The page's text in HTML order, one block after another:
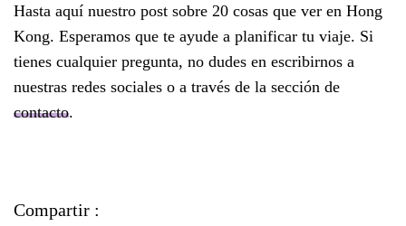
Hasta aquí nuestro post sobre 20 cosas que ver en Hong
Kong. Esperamos que te ayude a planificar tu viaje. Si
tienes cualquier pregunta, no dudes en escribirnos a
nuestras redes sociales o a través de la sección de
contacto.
Compartir :